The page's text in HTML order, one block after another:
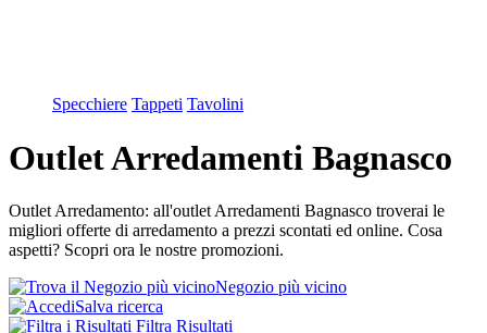
Specchiere Tappeti Tavolini
Outlet Arredamenti Bagnasco
Outlet Arredamento: all'outlet Arredamenti Bagnasco troverai le
migliori offerte di arredamento a prezzi scontati ed online. Cosa
aspetti? Scopri ora le nostre promozioni.
Negozio più vicino
Salva ricerca
Filtra Risultati